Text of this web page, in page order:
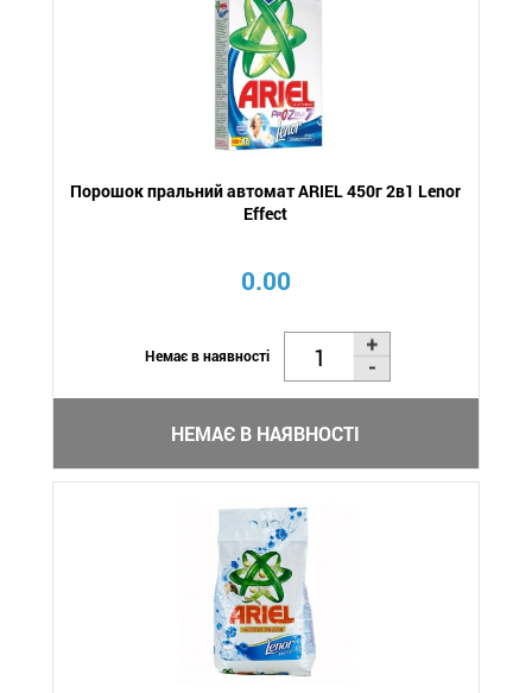
Порошок пральний автомат ARIEL 450г 2в1 Lenor
Effect
0.00
Немає в наявності
НЕМАЄ В НАЯВНОСТІ